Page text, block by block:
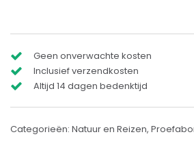
Geen onverwachte kosten
Inclusief verzendkosten
Altijd 14 dagen bedenktijd
Categorieën: Natuur en Reizen,